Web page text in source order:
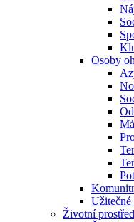
Osoby
Životní